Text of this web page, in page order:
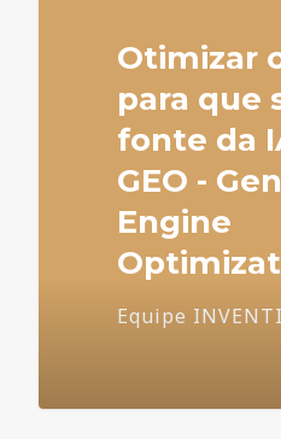
Otimizar
para que
fonte da
GEO -
Engine
Equipe